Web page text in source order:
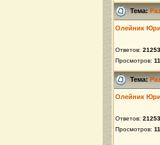
Тема:
Олейник
Ответов: 21253
Просмотров:
Тема:
Олейник
Ответов: 21253
Просмотров: